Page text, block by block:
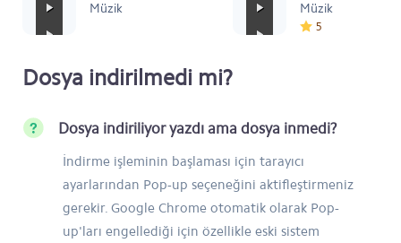
Müzik Müzik
5
Dosya indirilmedi mi?
Dosya indiriliyor yazdı ama dosya inmedi?
İndirme işleminin başlaması için tarayıcı
ayarlarından Pop-up seçeneğini aktifleştirmeniz
gerekir. Google Chrome otomatik olarak Pop-
up'ları engellediği için özellikle eski sistem